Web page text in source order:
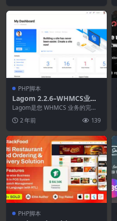
PHP脚本
Lagom 2.2.6–WHMCS业务
解决方案
Lagom是您 WHMCS 业务的完美
W...2 年前 139
PHP脚本